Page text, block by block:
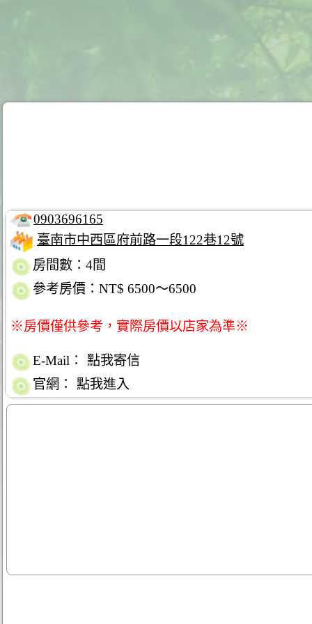
0903696165
臺南市中西區府前路一段122巷12號
房間數：4間
參考房價：NT$ 6500～6500
※房價僅供參考，實際房價以店家為準※
E-Mail：
點我寄信
官網：
點我進入